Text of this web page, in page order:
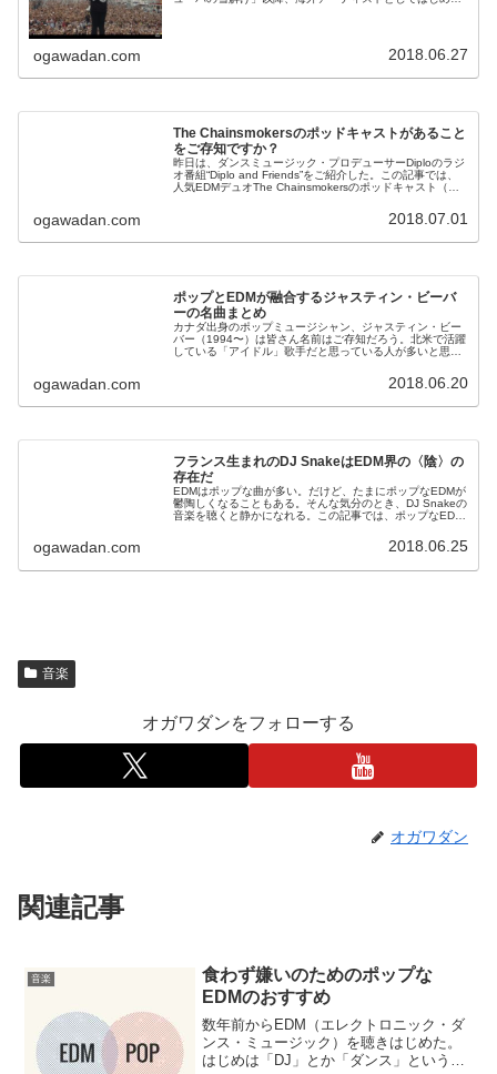
ogawadan.com 2018.06.27
The Chainsmokersのポッドキャストがあること
をご存知ですか？
昨日は、ダンスミュージック・プロデューサーDiploのラジ
オ番組“Diplo and Friends”をご紹介した。この記事では、
人気EDMデュオThe Chainsmokersのポッドキャスト（衛
ogawadan.com 2018.07.01
ポップとEDMが融合するジャスティン・ビーバ
ーの名曲まとめ
カナダ出身のポップミュージシャン、ジャスティン・ビー
バー（1994〜）は皆さん名前はご存知だろう。北米で活躍
している「アイドル」歌手だと思っている人が多いと思
ogawadan.com 2018.06.20
フランス生まれのDJ SnakeはEDM界の〈陰〉の
存在だ
EDMはポップな曲が多い。だけど、たまにポップなEDMが
鬱陶しくなることもある。そんな気分のとき、DJ Snakeの
音楽を聴くと静かになれる。この記事では、ポップなEDM
ogawadan.com 2018.06.25
音楽
オガワダンをフォローする
オガワダン
関連記事
音楽
食わず嫌いのためのポップな
EDMのおすすめ
数年前からEDM（エレクトロニック・ダ
ンス・ミュージック）を聴きはじめた。
はじめは「DJ」とか「ダンス」という言